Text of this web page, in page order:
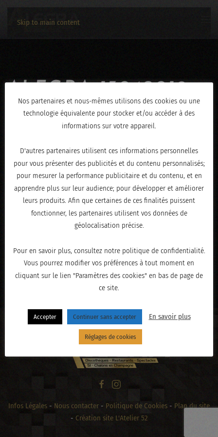
Skip to main content
ALEGRA-13042019-
1143
« PRÉCÉDENT
Infos Légales - Nous contacter - Politique de Cookies - Plan du site
- Création site L'Atelier 52
Nos partenaires et nous-mêmes utilisons des cookies ou une
technologie équivalente pour stocker et/ou accéder à des
informations sur votre appareil.
D'autres partenaires utilisent ces informations personnelles
pour vous présenter des publicités et du contenu personnalisés;
pour mesurer la performance publicitaire et du contenu, et en
apprendre plus sur leur audience; pour développer et améliorer
leurs produits. Afin que certaines de ces finalités puissent
fonctionner, les partenaires utilisent vos données de
géolocalisation précise.
Pour en savoir plus, consultez notre politique de confidentialité.
Vous pourrez modifier vos préférences à tout moment en
cliquant sur le lien "Paramètres des cookies" en bas de page de
ce site.
Accepter Continuer sans accepter En savoir plus
Réglages de cookies